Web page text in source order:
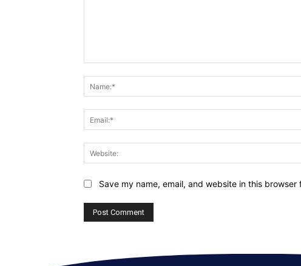
Save my name, email, and website in this